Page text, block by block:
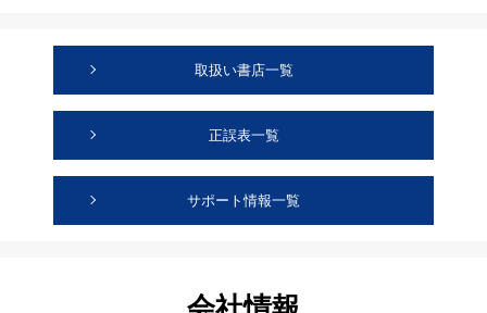
取扱い書店一覧
正誤表一覧
サポート情報一覧